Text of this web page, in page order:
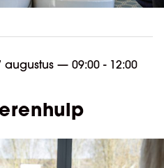
— 09:00 - 12:00